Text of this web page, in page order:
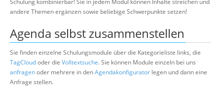
Schulung kombinierbar! Sie in jedem Modul können Inhalte streichen und
andere Themen ergänzen sowie beliebige Schwerpunkte setzen!
Agenda selbst zusammenstellen
Sie finden einzelne Schulungsmodule über die Kategorieliste links, die
TagCloudoder die Volltextsuche. Sie können Module einzeln bei uns
anfragenoder mehrere in denAgendakonfigurator legen und dann eine
Anfrage stellen.